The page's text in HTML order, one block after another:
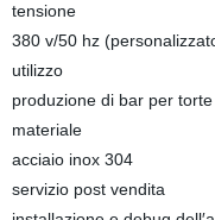
tensione
380 v/50 hz
utilizzo
produzione di bar per
materiale
acciaio inox 304
servizio post vendita